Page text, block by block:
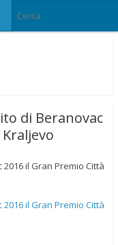
di Beranovac
il Gran Premio Città
il Gran Premio Città